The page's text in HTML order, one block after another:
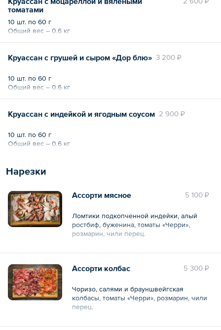
томатами
10 шт. по 60 г
Общий вес – 0.6 кг
3 200 ₽
Круассан с грушей и сыром «Дор блю»
10 шт. по 60 г
Общий вес – 0.6 кг
2 900 ₽
Круассан с индейкой и ягодным соусом
10 шт. по 60 г
Общий вес – 0.6 кг
Нарезки
5 100 ₽
Ассорти мясное
Ломтики подкопченной индейки, алый
ростбиф, буженина, томаты «Черри»,
розмарин, чили перец.
Общий вес – 850 г
5 300 ₽
Ассорти колбас
Чоризо, салями и брауншвейгская
колбасы, томаты «Черри», розмарин, чили
перец.